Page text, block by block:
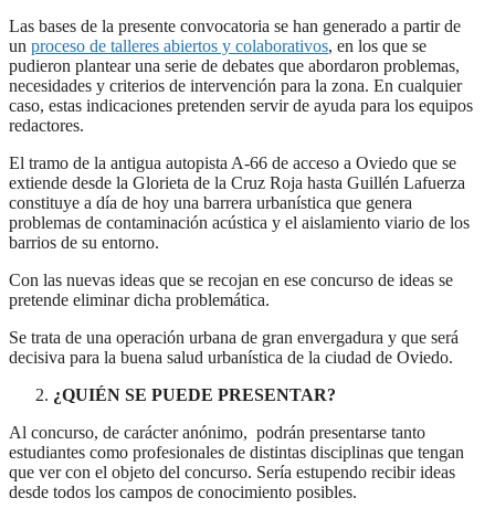
Las bases de la presente convocatoria se han generado a partir de
un proceso de talleres abiertos y colaborativos, en los que se
pudieron plantear una serie de debates que abordaron problemas,
necesidades y criterios de intervención para la zona. En cualquier
caso, estas indicaciones pretenden servir de ayuda para los equipos
redactores.
El tramo de la antigua autopista A-66 de acceso a Oviedo que se
extiende desde la Glorieta de la Cruz Roja hasta Guillén Lafuerza
constituye a día de hoy una barrera urbanística que genera
problemas de contaminación acústica y el aislamiento viario de los
barrios de su entorno.
Con las nuevas ideas que se recojan en ese concurso de ideas se
pretende eliminar dicha problemática.
Se trata de una operación urbana de gran envergadura y que será
decisiva para la buena salud urbanística de la ciudad de Oviedo.
¿QUIÉN SE PUEDE PRESENTAR?
Al concurso, de carácter anónimo, podrán presentarse tanto
estudiantes como profesionales de distintas disciplinas que tengan
que ver con el objeto del concurso. Sería estupendo recibir ideas
desde todos los campos de conocimiento posibles.